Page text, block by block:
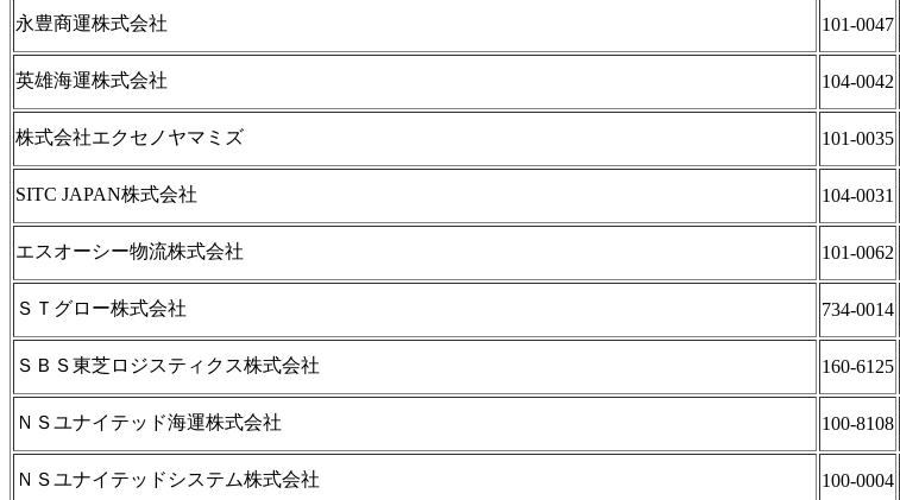
永豊商運株式会社 101-0047
英雄海運株式会社 104-0042
株式会社エクセノヤマミズ 101-0035
SITC JAPAN株式会社 104-0031
エスオーシー物流株式会社 101-0062
ＳＴグロー株式会社 734-0014
ＳＢＳ東芝ロジスティクス株式会社 160-6125
ＮＳユナイテッド海運株式会社 100-8108
ＮＳユナイテッドシステム株式会社 100-0004